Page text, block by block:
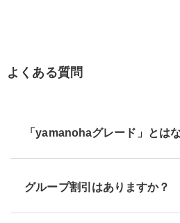
よくある質問
「yamanohaグレード」とは
グループ割引はありますか？